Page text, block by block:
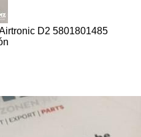
D2 5801801485